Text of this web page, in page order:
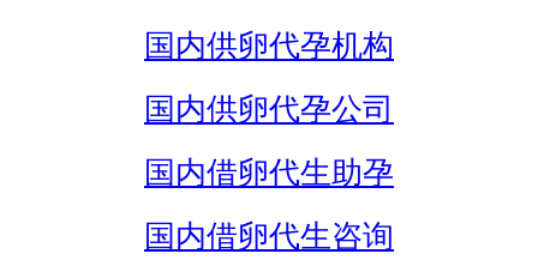
国内供卵代孕机构
国内供卵代孕公司
国内借卵代生助孕
国内借卵代生咨询